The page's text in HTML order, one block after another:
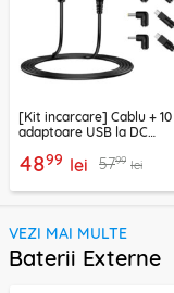
[Kit incarcare] Cablu + 10
adaptoare USB la DC
AC21, negru
4899 lei 5799 lei
VEZI MAI MULTE
Baterii Externe